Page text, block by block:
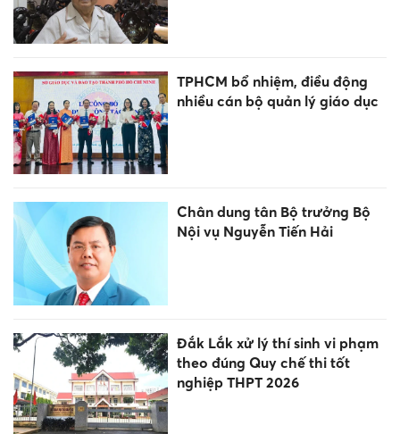
TPHCM bổ nhiệm, điều động
nhiều cán bộ quản lý giáo dục
Chân dung tân Bộ trưởng Bộ
Nội vụ Nguyễn Tiến Hải
Đắk Lắk xử lý thí sinh vi phạm
theo đúng Quy chế thi tốt
nghiệp THPT 2026